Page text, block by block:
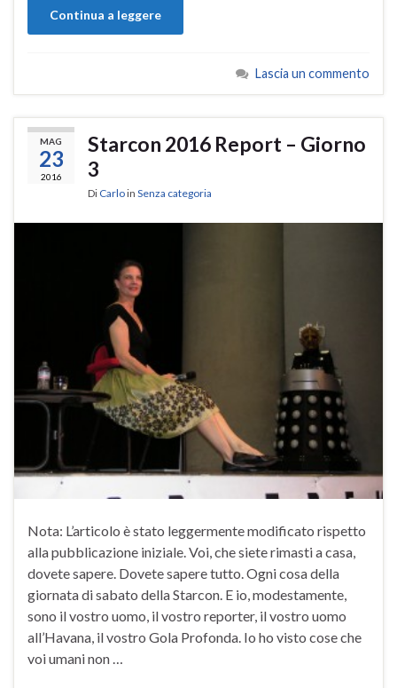
Continua a leggere
Lascia un commento
MAG
23
2016
Starcon 2016 Report – Giorno
3
Di Carloin Senza categoria
Nota: L’articolo è stato leggermente modificato rispetto
alla pubblicazione iniziale. Voi, che siete rimasti a casa,
dovete sapere. Dovete sapere tutto. Ogni cosa della
giornata di sabato della Starcon. E io, modestamente,
sono il vostro uomo, il vostro reporter, il vostro uomo
all’Havana, il vostro Gola Profonda. Io ho visto cose che
voi umani non …